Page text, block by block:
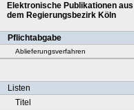
Elektronische Publikationen aus
dem Regierungsbezirk Köln
Pflichtabgabe
Ablieferungsverfahren
Listen
Titel